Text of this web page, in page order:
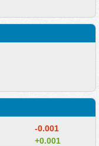
-0.001
+0.001